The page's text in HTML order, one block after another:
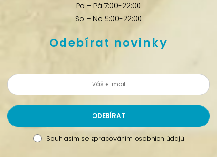
Po – Pá 7:00-22:00
So – Ne 9:00-22:00
Odebírat novinky
Souhlasím se zpracováním osobních údajů